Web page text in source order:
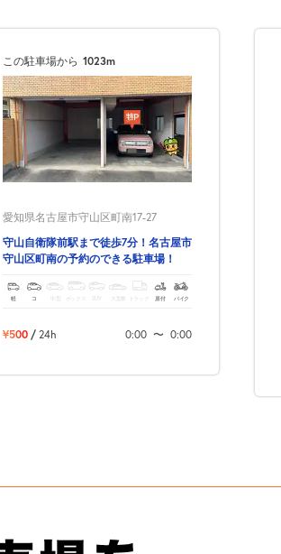
この駐車場から 1023m
愛知県名古屋市守山区町南17-27
守山自衛隊前駅まで徒歩7分！名古屋市
守山区町南の予約のできる駐車場！
軽 コ ボックス SUV トラック 原付 バイク
¥500 / 24h 0:00 〜 0:00